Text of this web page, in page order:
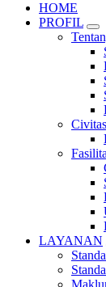
HOME
PROFIL
LAYANAN